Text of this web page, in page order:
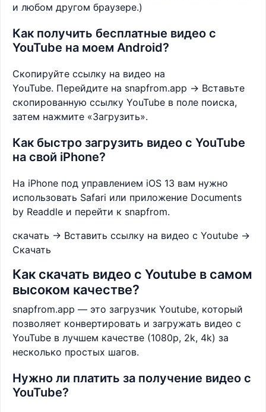
и любом другом браузере.)
Как получить бесплатные видео с
YouTube на моем Android?
Скопируйте ссылку на видео на
YouTube. Перейдите на snapfrom.app → Вставьте
скопированную ссылку YouTube в поле поиска,
затем нажмите «Загрузить».
Как быстро загрузить видео с YouTube
на свой iPhone?
На iPhone под управлением iOS 13 вам нужно
использовать Safari или приложение Documents
by Readdle и перейти к snapfrom.
скачать → Вставить ссылку на видео с Youtube →
Скачать
Как скачать видео с Youtube в самом
высоком качестве?
snapfrom.app — это загрузчик Youtube, который
позволяет конвертировать и загружать видео с
YouTube в лучшем качестве (1080p, 2k, 4k) за
несколько простых шагов.
Нужно ли платить за получение видео с
YouTube?